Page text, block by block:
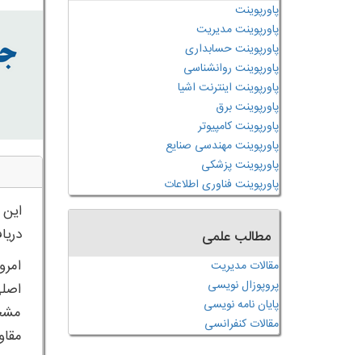
پاورپوینت
پاورپوینت مدیریت
پاورپوینت حسابداری
پاورپوینت روانشناسی
پاورپوینت اینترنت اشیا
پاورپوینت برق
پاورپوینت کامپیوتر
پاورپوینت مهندسی صنایع
پاورپوینت پزشکی
پاورپوینت فناوری اطلاعات
مطالب علمی
مقالات مدیریت
پروپوزال نویسی
پایان نامه نویسی
مقالات کنفرانسی